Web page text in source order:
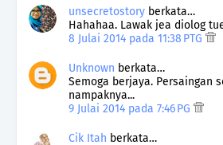
unsecretostory berkata…
Hahahaa. Lawak jea diolog
8 Julai 2014 pada 11:38 PTG
Unknown berkata…
Semoga berjaya. Persaingan
nampaknya...
9 Julai 2014 pada 7:46 PG
Cik Itah berkata…